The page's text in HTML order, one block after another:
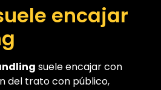
encajar
suele encajar con
del trato con público,